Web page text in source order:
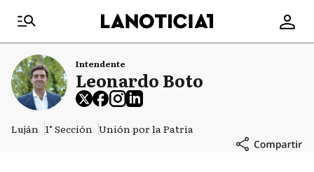
Intendente
Leonardo Boto
Luján 1° Sección Unión por la Patria